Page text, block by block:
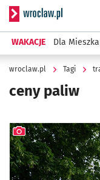
Serwis
WAKACJE Dla
wroclaw.pl Tagi
ceny paliw